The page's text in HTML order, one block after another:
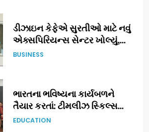
ડીઝાઇન કેફેએ સુરતીઓ માટે નવું
એક્સપિરિયન્સ સેન્ટર ખોલ્યું,
ગુજરાતમાં પોતાની હાજરી વધુ
BUSINESS
ભારતના ભવિષ્યના કાર્યબળને
તૈયાર કરતાં: ટીમલીઝ સ્કિલ્સ
યુનિવર્સિટીએ 65 સ્નાતકોને ડિગ્રી
EDUCATION